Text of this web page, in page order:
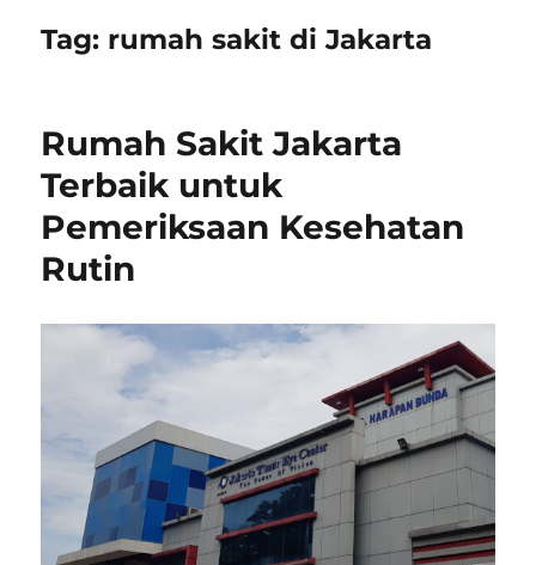
Tag: rumah sakit di Jakarta
Rumah Sakit Jakarta
Terbaik untuk
Pemeriksaan Kesehatan
Rutin